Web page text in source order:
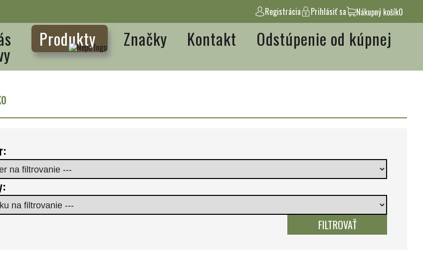
Registrácia Prihlásiť sa Nákupný košík0
Produkty Značky Kontakt Odstúpenie od kúpnej
FILTROVAŤ